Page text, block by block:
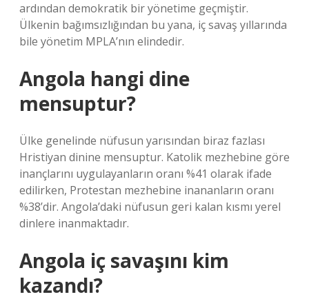
ardından demokratik bir yönetime geçmiştir.
Ülkenin bağımsızlığından bu yana, iç savaş yıllarında
bile yönetim MPLA’nın elindedir.
Angola hangi dine
mensuptur?
Ülke genelinde nüfusun yarısından biraz fazlası
Hristiyan dinine mensuptur. Katolik mezhebine göre
inançlarını uygulayanların oranı %41 olarak ifade
edilirken, Protestan mezhebine inananların oranı
%38’dir. Angola’daki nüfusun geri kalan kısmı yerel
dinlere inanmaktadır.
Angola iç savaşını kim
kazandı?